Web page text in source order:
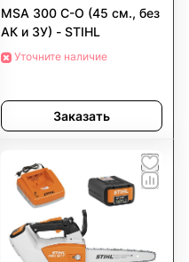
MSA 300 C-O (45 см., без
АК и ЗУ) - STIHL
Уточните наличие
Заказать